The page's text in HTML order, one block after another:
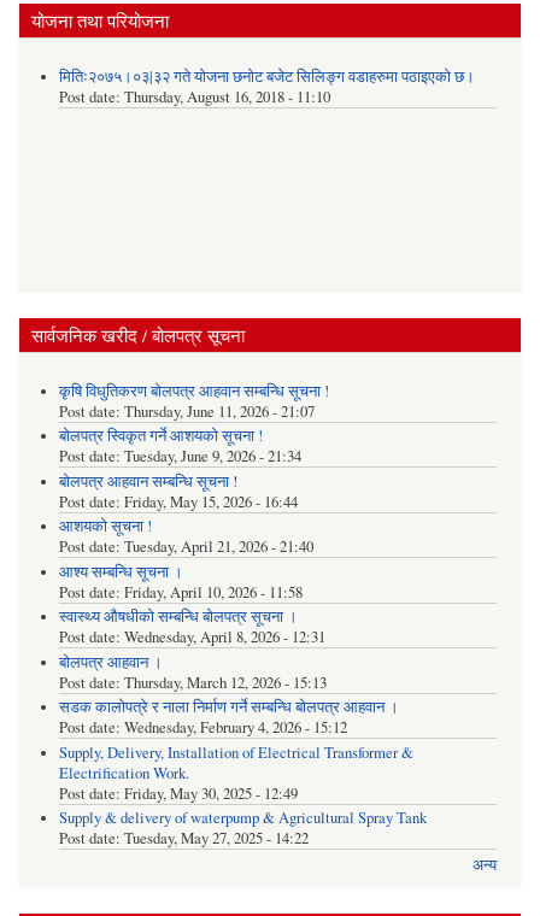
योजना तथा परियोजना
मितिः२०७५।०३|३२ गते योजना छनोट बजेट सिलिङ्ग वडाहरुमा पठाइएको छ​।
Post date: Thursday, August 16, 2018 - 11:10
सार्वजनिक खरीद / बोलपत्र सूचना
कृषि विधुतिकरण बोलपत्र आहवान सम्बन्धि सूचना !
Post date: Thursday, June 11, 2026 - 21:07
बोलपत्र स्विकृत गर्ने आशयको सूचना !
Post date: Tuesday, June 9, 2026 - 21:34
बोलपत्र आहवान सम्बन्धि सूचना !
Post date: Friday, May 15, 2026 - 16:44
आशयको सूचना !
Post date: Tuesday, April 21, 2026 - 21:40
आश्य सम्बन्धि सूचना ।
Post date: Friday, April 10, 2026 - 11:58
स्वास्थ्य औषधीको सम्बन्धि बोलपत्र सूचना ।
Post date: Wednesday, April 8, 2026 - 12:31
बोलपत्र आहवान ।
Post date: Thursday, March 12, 2026 - 15:13
सडक कालोपत्रे र नाला निर्माण गर्ने सम्बन्धि बोलपत्र आहवान ।
Post date: Wednesday, February 4, 2026 - 15:12
Supply, Delivery, Installation of Electrical Transformer &
Electrification Work.
Post date: Friday, May 30, 2025 - 12:49
Supply & delivery of waterpump & Agricultural Spray Tank
Post date: Tuesday, May 27, 2025 - 14:22
अन्य